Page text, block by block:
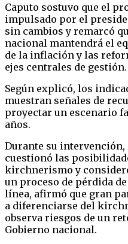
Caputo sostuvo que el
impulsado por el
sin cambios y remarcó
nacional mantendrá el
de la inflación y las
ejes centrales de gestión.
Según explicó, los
muestran señales de
proyectar un escenario
años.
Durante su
cuestionó las
kirchnerismo y
un proceso de pérdida
línea, afirmó que gran
a diferenciarse del
observa riesgos de un
Gobierno nacional.